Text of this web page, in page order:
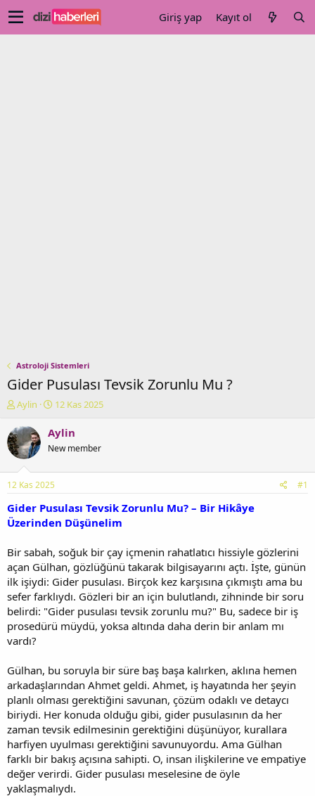
Giriş yap Kayıt ol
Astroloji Sistemleri
Gider Pusulası Tevsik Zorunlu Mu ?
K
n
u
y
b
a
ş
a
a
n
Aylin
B
ş
l
a
ç
a
i
h
i
12 Kas 2025
Aylin
New member
12 Kas 2025 #1
Gider Pusulası Tevsik Zorunlu Mu? – Bir Hikâye
Üzerinden Düşünelim
Bir sabah, soğuk bir çay içmenin rahatlatıcı hissiyle gözlerini
açan Gülhan, gözlüğünü takarak bilgisayarını açtı. İşte, günün
ilk işiydi: Gider pusulası. Birçok kez karşısına çıkmıştı ama bu
sefer farklıydı. Gözleri bir an için bulutlandı, zihninde bir soru
belirdi: "Gider pusulası tevsik zorunlu mu?" Bu, sadece bir iş
prosedürü müydü, yoksa altında daha derin bir anlam mı
vardı?
Gülhan, bu soruyla bir süre baş başa kalırken, aklına hemen
arkadaşlarından Ahmet geldi. Ahmet, iş hayatında her şeyin
planlı olması gerektiğini savunan, çözüm odaklı ve detaycı
biriydi. Her konuda olduğu gibi, gider pusulasının da her
zaman tevsik edilmesinin gerektiğini düşünüyor, kurallara
harfiyen uyulması gerektiğini savunuyordu. Ama Gülhan
farklı bir bakış açısına sahipti. O, insan ilişkilerine ve empatiye
değer verirdi. Gider pusulası meselesine de öyle
yaklaşmalıydı.